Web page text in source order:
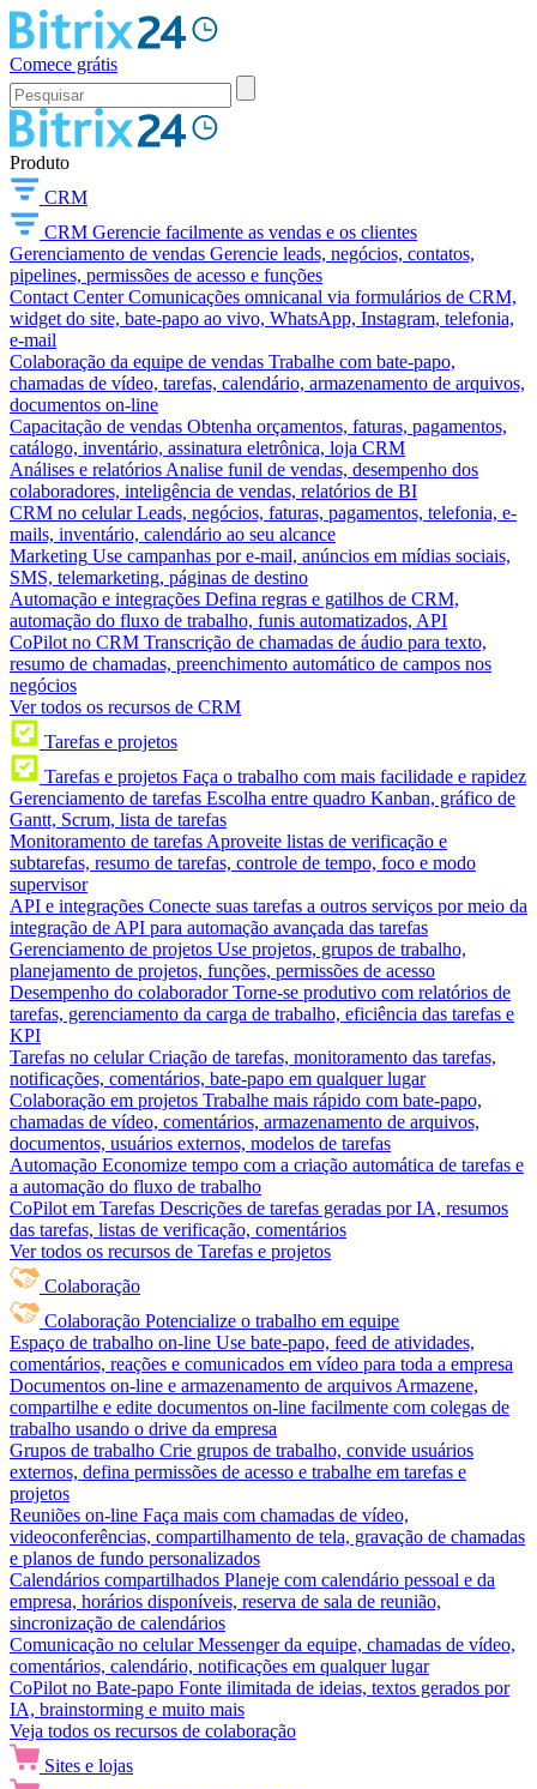
Comece grátis
Produto
CRM
CRM Gerencie facilmente as vendas e os clientes
Gerenciamento de vendas Gerencie leads, negócios, contatos,
pipelines, permissões de acesso e funções
Contact Center Comunicações omnicanal via formulários de CRM,
widget do site, bate-papo ao vivo, WhatsApp, Instagram, telefonia,
e-mail
Colaboração da equipe de vendas Trabalhe com bate-papo,
chamadas de vídeo, tarefas, calendário, armazenamento de arquivos,
documentos on-line
Capacitação de vendas Obtenha orçamentos, faturas, pagamentos,
catálogo, inventário, assinatura eletrônica, loja CRM
Análises e relatórios Analise funil de vendas, desempenho dos
colaboradores, inteligência de vendas, relatórios de BI
CRM no celular Leads, negócios, faturas, pagamentos, telefonia, e-
mails, inventário, calendário ao seu alcance
Marketing Use campanhas por e-mail, anúncios em mídias sociais,
SMS, telemarketing, páginas de destino
Automação e integrações Defina regras e gatilhos de CRM,
automação do fluxo de trabalho, funis automatizados, API
CoPilot no CRM Transcrição de chamadas de áudio para texto,
resumo de chamadas, preenchimento automático de campos nos
negócios
Ver todos os recursos de CRM
Tarefas e projetos
Tarefas e projetos Faça o trabalho com mais facilidade e rapidez
Gerenciamento de tarefas Escolha entre quadro Kanban, gráfico de
Gantt, Scrum, lista de tarefas
Monitoramento de tarefas Aproveite listas de verificação e
subtarefas, resumo de tarefas, controle de tempo, foco e modo
supervisor
API e integrações Conecte suas tarefas a outros serviços por meio da
integração de API para automação avançada das tarefas
Gerenciamento de projetos Use projetos, grupos de trabalho,
planejamento de projetos, funções, permissões de acesso
Desempenho do colaborador Torne-se produtivo com relatórios de
tarefas, gerenciamento da carga de trabalho, eficiência das tarefas e
KPI
Tarefas no celular Criação de tarefas, monitoramento das tarefas,
notificações, comentários, bate-papo em qualquer lugar
Colaboração em projetos Trabalhe mais rápido com bate-papo,
chamadas de vídeo, comentários, armazenamento de arquivos,
documentos, usuários externos, modelos de tarefas
Automação Economize tempo com a criação automática de tarefas e
a automação do fluxo de trabalho
CoPilot em Tarefas Descrições de tarefas geradas por IA, resumos
das tarefas, listas de verificação, comentários
Ver todos os recursos de Tarefas e projetos
Colaboração
Colaboração Potencialize o trabalho em equipe
Espaço de trabalho on-line Use bate-papo, feed de atividades,
comentários, reações e comunicados em vídeo para toda a empresa
Documentos on-line e armazenamento de arquivos Armazene,
compartilhe e edite documentos on-line facilmente com colegas de
trabalho usando o drive da empresa
Grupos de trabalho Crie grupos de trabalho, convide usuários
externos, defina permissões de acesso e trabalhe em tarefas e
projetos
Reuniões on-line Faça mais com chamadas de vídeo,
videoconferências, compartilhamento de tela, gravação de chamadas
e planos de fundo personalizados
Calendários compartilhados Planeje com calendário pessoal e da
empresa, horários disponíveis, reserva de sala de reunião,
sincronização de calendários
Comunicação no celular Messenger da equipe, chamadas de vídeo,
comentários, calendário, notificações em qualquer lugar
CoPilot no Bate-papo Fonte ilimitada de ideias, textos gerados por
IA, brainstorming e muito mais
Veja todos os recursos de colaboração
Sites e lojas